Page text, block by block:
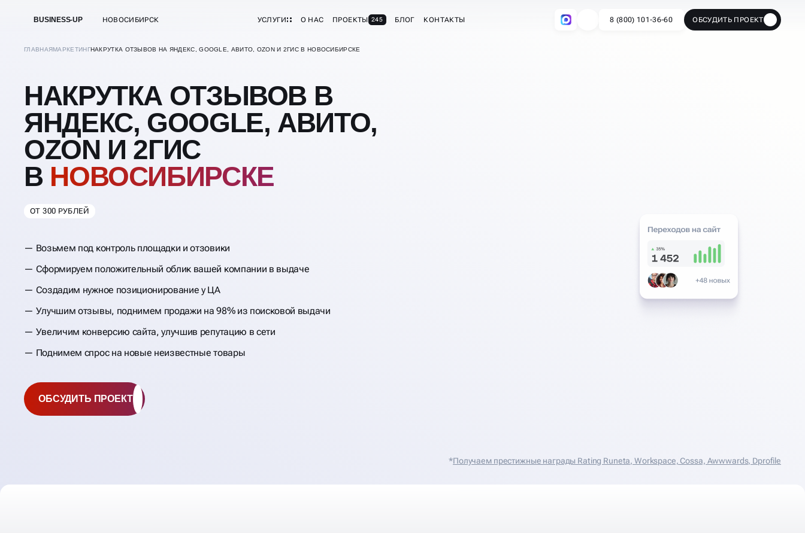
BUSINESS-UP НОВОСИБИРСК УСЛУГИ О НАС ПРОЕКТЫ 245 БЛОГ КОНТАКТЫ 8 (800) 101-36-60 ОБСУДИТЬ ПРОЕКТ
ГЛАВНАЯМАРКЕТИНГНАКРУТКА ОТЗЫВОВ НА ЯНДЕКС, GOOGLE, АВИТО, OZON И 2ГИС В НОВОСИБИРСКЕ
НАКРУТКА ОТЗЫВОВ В
ЯНДЕКС, GOOGLE, АВИТО,
OZON И 2ГИС
В НОВОСИБИРСКЕ
ОТ 300 РУБЛЕЙ
Возьмем под контроль площадки и отзовики
Сформируем положительный облик вашей компании в выдаче
Создадим нужное позиционирование у ЦА
Улучшим отзывы, поднимем продажи на 98% из поисковой выдачи
Увеличим конверсию сайта, улучшив репутацию в сети
Поднимем спрос на новые неизвестные товары
ОБСУДИТЬ ПРОЕКТ
*Получаем престижные награды Rating Runeta, Workspace, Cossa, Аwwwards, Dprofile